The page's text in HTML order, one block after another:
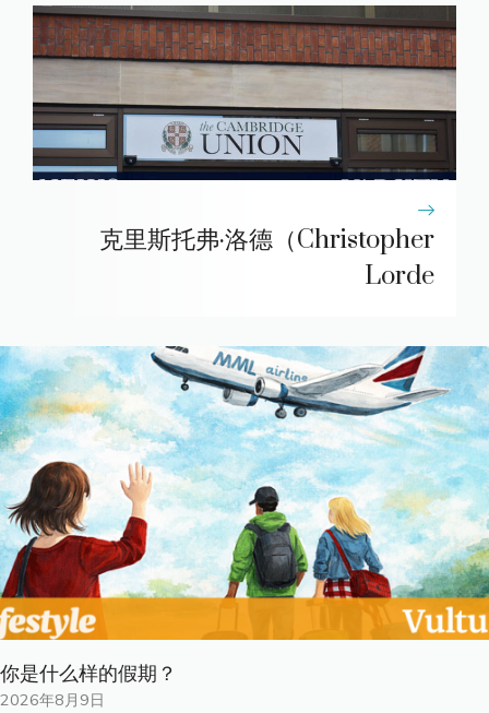
克里斯托弗·洛德（Christopher
Lorde
你是什​​么样的假期？
2026年8月9日